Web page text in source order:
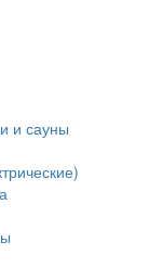
и сауны